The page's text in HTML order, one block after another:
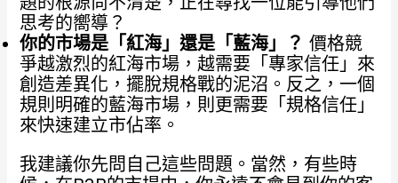
思考的嚮導？
你的市場是「紅海」還是「藍海」？ 價格競
爭越激烈的紅海市場，越需要「專家信任」來
創造差異化，擺脫規格戰的泥沼。反之，一個
規則明確的藍海市場，則更需要「規格信任」
來快速建立市佔率。
我建議你先問自己這些問題。當然，有些時